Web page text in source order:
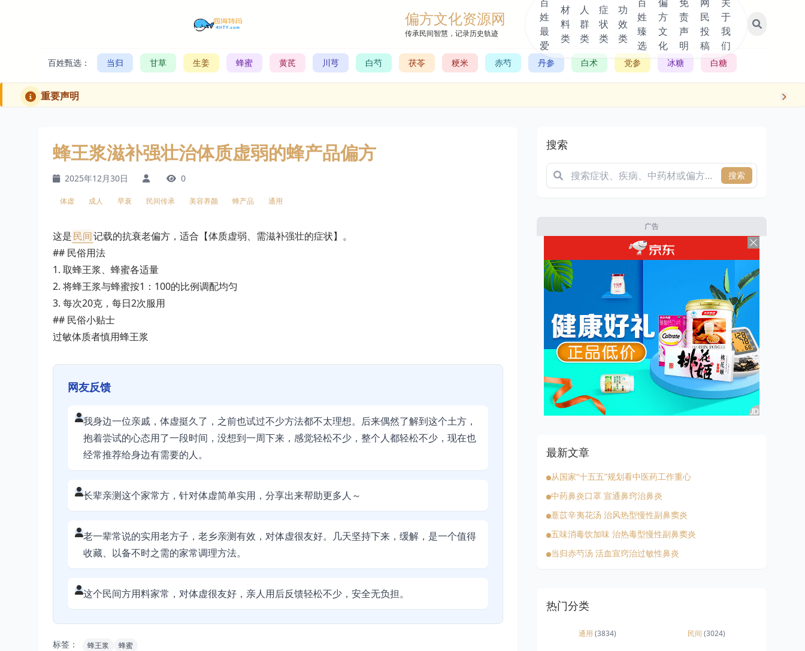
偏方文化资源网
传承民间智慧，记录历史轨迹
姓
最
爱
材
料
类
人
群
类
症
状
类
功
效
类
姓
臻
选
方
文
化
责
声
明
民
投
稿
于
我
们
百姓甄选： 当归 甘草 生姜 蜂蜜 黄芪 川芎 白芍 茯苓 粳米 赤芍 丹参 白术 党参 冰糖 白糖
重要声明
蜂王浆滋补强壮治体质虚弱的蜂产品偏方
2025年12月30日 0
体虚 成人 早衰 民间传承 美容养颜 蜂产品 通用
这是民间记载的抗衰老偏方，适合【体质虚弱、需滋补强壮的症状】。
## 民俗用法
1. 取蜂王浆、蜂蜜各适量
2. 将蜂王浆与蜂蜜按1：100的比例调配均匀
3. 每次20克，每日2次服用
## 民俗小贴士
过敏体质者慎用蜂王浆
网友反馈
我身边一位亲戚，体虚挺久了，之前也试过不少方法都不太理想。后来偶然了解到这个土方，
抱着尝试的心态用了一段时间，没想到一周下来，感觉轻松不少，整个人都轻松不少，现在也
经常推荐给身边有需要的人。
长辈亲测这个家常方，针对体虚简单实用，分享出来帮助更多人～
老一辈常说的实用老方子，老乡亲测有效，对体虚很友好。几天坚持下来，缓解，是一个值得
收藏、以备不时之需的家常调理方法。
这个民间方用料家常，对体虚很友好，亲人用后反馈轻松不少，安全无负担。
标签： 蜂王浆 蜂蜜
搜索
搜索
广告
最新文章
从国家“十五五”规划看中医药工作重心
中药鼻炎口罩 宣通鼻窍治鼻炎
薏苡辛夷花汤 治风热型慢性副鼻窦炎
五味消毒饮加味 治热毒型慢性副鼻窦炎
当归赤芍汤 活血宣窍治过敏性鼻炎
热门分类
通用 (3834) 民间 (3024)